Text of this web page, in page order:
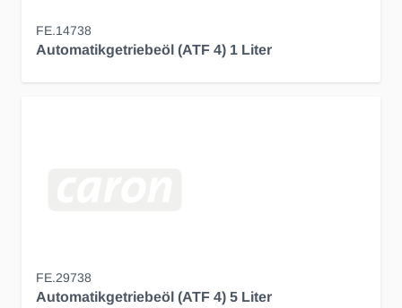
FE.14738
Automatikgetriebeöl (ATF 4) 1 Liter
FE.29738
Automatikgetriebeöl (ATF 4) 5 Liter